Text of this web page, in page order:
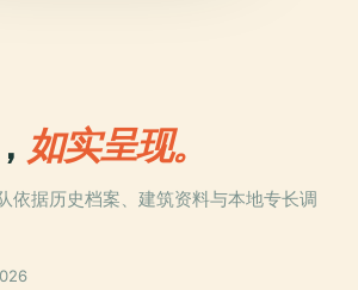
如实呈现。
依据历史档案、建筑资料与本地专长调